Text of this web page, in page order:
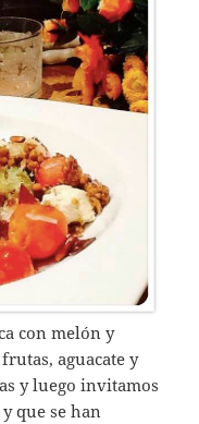
con melón y
aguacate y
y luego invitamos
que se han